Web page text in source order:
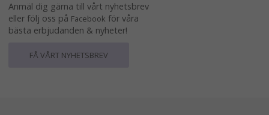
Anmäl dig gärna till vårt nyhetsbrev
eller följ oss på Facebook för våra
bästa erbjudanden & nyheter!
FÅ VÅRT NYHETSBREV